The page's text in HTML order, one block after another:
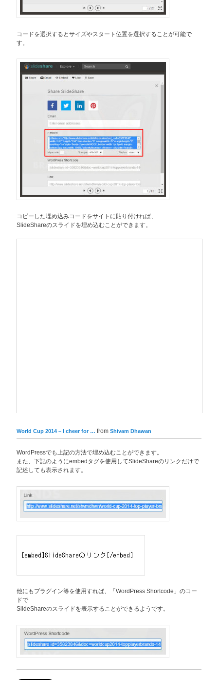
コードを選択するとサイズやスタート位置を選択することが可能で
す。
コピーした埋め込みコードをサイトに貼り付ければ、
SlideShareのスライドを埋め込むことができます。
World Cup 2014 – I cheer for … fromShivam Dhawan
WordPressでも上記の方法で埋め込むことができます。
また、下記のようにembedタグを使用してSlideShareのリンクだけで
記述しても表示されます。
他にもプラグイン等を使用すれば、「WordPress Shortcode」のコー
ドで
SlideShareのスライドを表示することができるようです。